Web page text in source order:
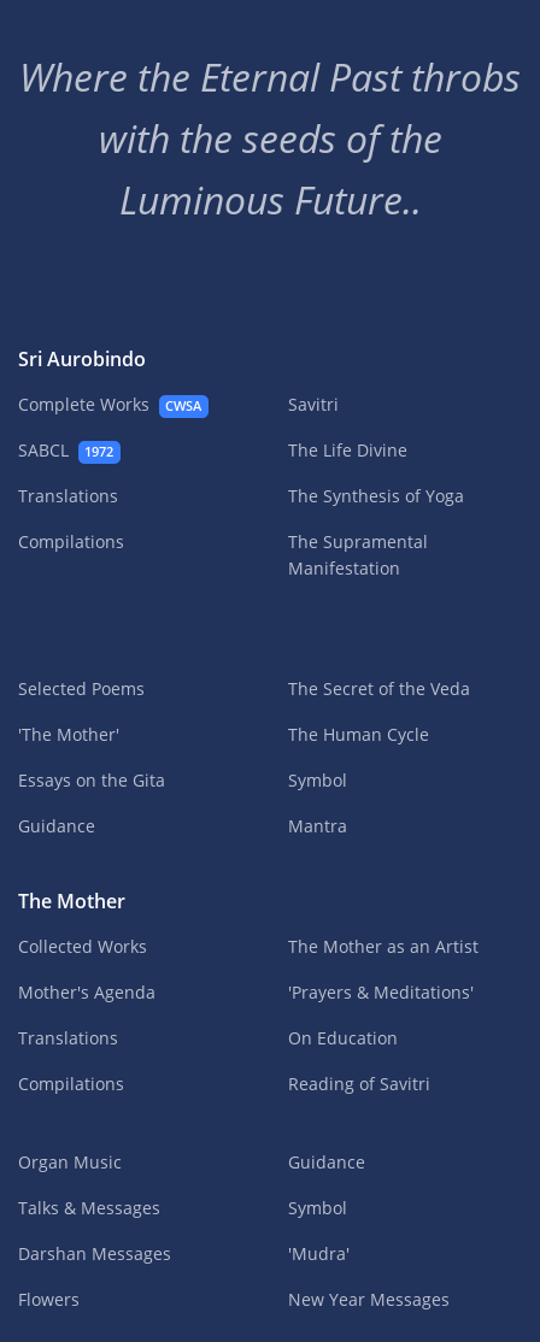
Where the Eternal Past throbs
with the seeds of the
Luminous Future..
Sri Aurobindo
Complete Works CWSA
SABCL 1972
Translations
Compilations
Savitri
The Life Divine
The Synthesis of Yoga
The Supramental
Manifestation
Selected Poems
'The Mother'
Essays on the Gita
Guidance
The Secret of the Veda
The Human Cycle
Symbol
Mantra
The Mother
Collected Works
Mother's Agenda
Translations
Compilations
The Mother as an Artist
'Prayers & Meditations'
On Education
Reading of Savitri
Organ Music
Talks & Messages
Darshan Messages
Flowers
Guidance
Symbol
'Mudra'
New Year Messages